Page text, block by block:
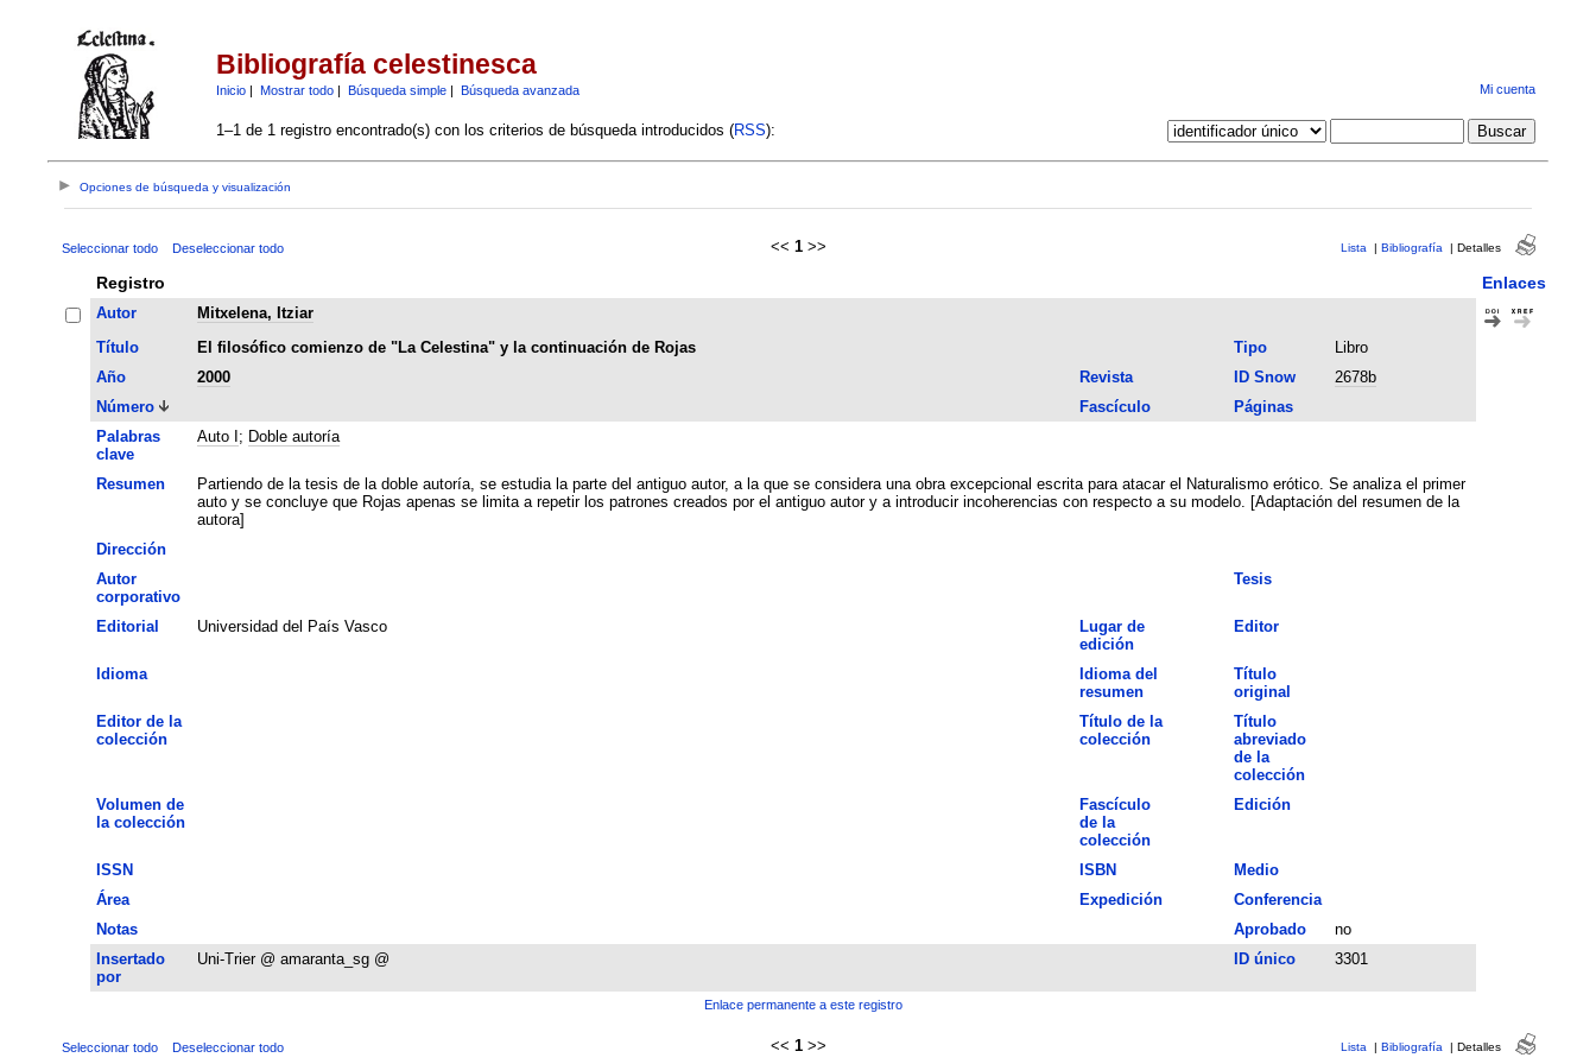
Bibliografía celestinesca
Inicio| Mostrar todo| Búsqueda simple| Búsqueda avanzada Mi cuenta
1–1 de 1 registro encontrado(s) con los criterios de búsqueda introducidos (RSS):
Opciones de búsqueda y visualización
Seleccionar todo Deseleccionar todo << 1 >> Lista | Bibliografía | Detalles
Registro Enlaces
Autor
Mitxelena, Itziar
Título
El filosófico comienzo de "La Celestina" y la continuación de Rojas Tipo
Libro
Año
2000 Revista ID Snow
2678b
Número
Fascículo
Páginas
Palabras
clave
Auto I ; Doble autoría
Resumen
Partiendo de la tesis de la doble autoría, se estudia la parte del antiguo autor, a la que se considera una obra excepcional escrita para atacar el Naturalismo erótico. Se analiza el primer
auto y se concluye que Rojas apenas se limita a repetir los patrones creados por el antiguo autor y a introducir incoherencias con respecto a su modelo. [Adaptación del resumen de la
autora]
Dirección
Autor
corporativo
Tesis
Editorial Universidad del País Vasco
Lugar de
edición
Editor
Idioma
Idioma del
resumen
Título
original
Editor de la
colección
Título de la
colección
Título
abreviado
de la
colección
Volumen de
la colección
Fascículo
de la
colección
Edición
ISSN ISBN
Medio
Área
Expedición
Conferencia
Notas
Aprobado
no
Insertado
por
Uni-Trier @ amaranta_sg @ ID único 3301
Enlace permanente a este registro
Seleccionar todo Deseleccionar todo << 1 >> Lista | Bibliografía | Detalles